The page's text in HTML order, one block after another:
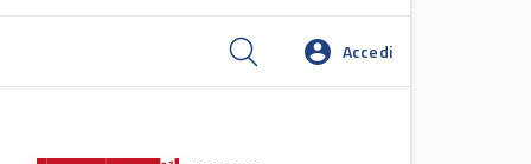
Accedi